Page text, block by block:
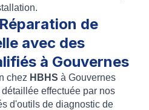
de
avec des
à Gouvernes
chez HBHS à Gouvernes
effectuée par nos
d'outils de diagnostic de